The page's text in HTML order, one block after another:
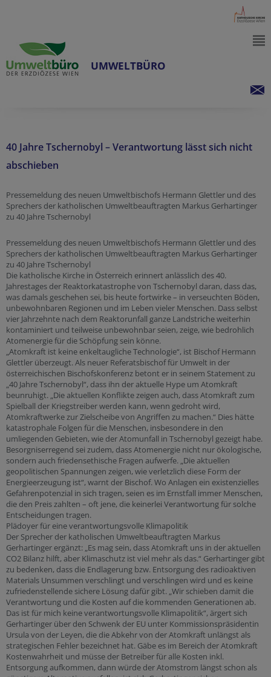
UMWELTBÜRO
40 Jahre Tschernobyl – Verantwortung lässt sich nicht
abschieben
Pressemeldung des neuen Umweltbischofs Hermann Glettler und des
Sprechers der katholischen Umweltbeauftragten Markus Gerhartinger
zu 40 Jahre Tschernobyl
Pressemeldung des neuen Umweltbischofs Hermann Glettler und des
Sprechers der katholischen Umweltbeauftragten Markus Gerhartinger
zu 40 Jahre Tschernobyl
Die katholische Kirche in Österreich erinnert anlässlich des 40.
Jahrestages der Reaktorkatastrophe von Tschernobyl daran, dass das,
was damals geschehen sei, bis heute fortwirke – in verseuchten Böden,
unbewohnbaren Regionen und im Leben vieler Menschen. Dass selbst
vier Jahrzehnte nach dem Reaktorunfall ganze Landstriche weiterhin
kontaminiert und teilweise unbewohnbar seien, zeige, wie bedrohlich
Atomenergie für die Schöpfung sein könne.
„Atomkraft ist keine enkeltaugliche Technologie“, ist Bischof Hermann
Glettler überzeugt. Als neuer Referatsbischof für Umwelt in der
österreichischen Bischofskonferenz betont er in seinem Statement zu
„40 Jahre Tschernobyl“, dass ihn der aktuelle Hype um Atomkraft
beunruhigt. „Die aktuellen Konflikte zeigen auch, dass Atomkraft zum
Spielball der Kriegstreiber werden kann, wenn gedroht wird,
Atomkraftwerke zur Zielscheibe von Angriffen zu machen.“ Dies hätte
katastrophale Folgen für die Menschen, insbesondere in den
umliegenden Gebieten, wie der Atomunfall in Tschernobyl gezeigt habe.
Besorgniserregend sei zudem, dass Atomenergie nicht nur ökologische,
sondern auch friedensethische Fragen aufwerfe. „Die aktuellen
geopolitischen Spannungen zeigen, wie verletzlich diese Form der
Energieerzeugung ist“, warnt der Bischof. Wo Anlagen ein existenzielles
Gefahrenpotenzial in sich tragen, seien es im Ernstfall immer Menschen,
die den Preis zahlten – oft jene, die keinerlei Verantwortung für solche
Entscheidungen tragen.
Plädoyer für eine verantwortungsvolle Klimapolitik
Der Sprecher der katholischen Umweltbeauftragten Markus
Gerhartinger ergänzt: „Es mag sein, dass Atomkraft uns in der aktuellen
CO2 Bilanz hilft, aber Klimaschutz ist viel mehr als das.“ Gerhartinger gibt
zu bedenken, dass die Endlagerung bzw. Entsorgung des radioaktiven
Materials Unsummen verschlingt und verschlingen wird und es keine
zufriedenstellende sichere Lösung dafür gibt. „Wir schieben damit die
Verantwortung und die Kosten auf die kommenden Generationen ab.
Das ist für mich keine verantwortungsvolle Klimapolitik“, ärgert sich
Gerhartinger über den Schwenk der EU unter Kommissionspräsidentin
Ursula von der Leyen, die die Abkehr von der Atomkraft unlängst als
strategischen Fehler bezeichnet hat. Gäbe es im Bereich der Atomkraft
Kostenwahrheit und müsse der Betreiber für alle Kosten inkl.
Entsorgung aufkommen, dann würde der Atomstrom längst schon als